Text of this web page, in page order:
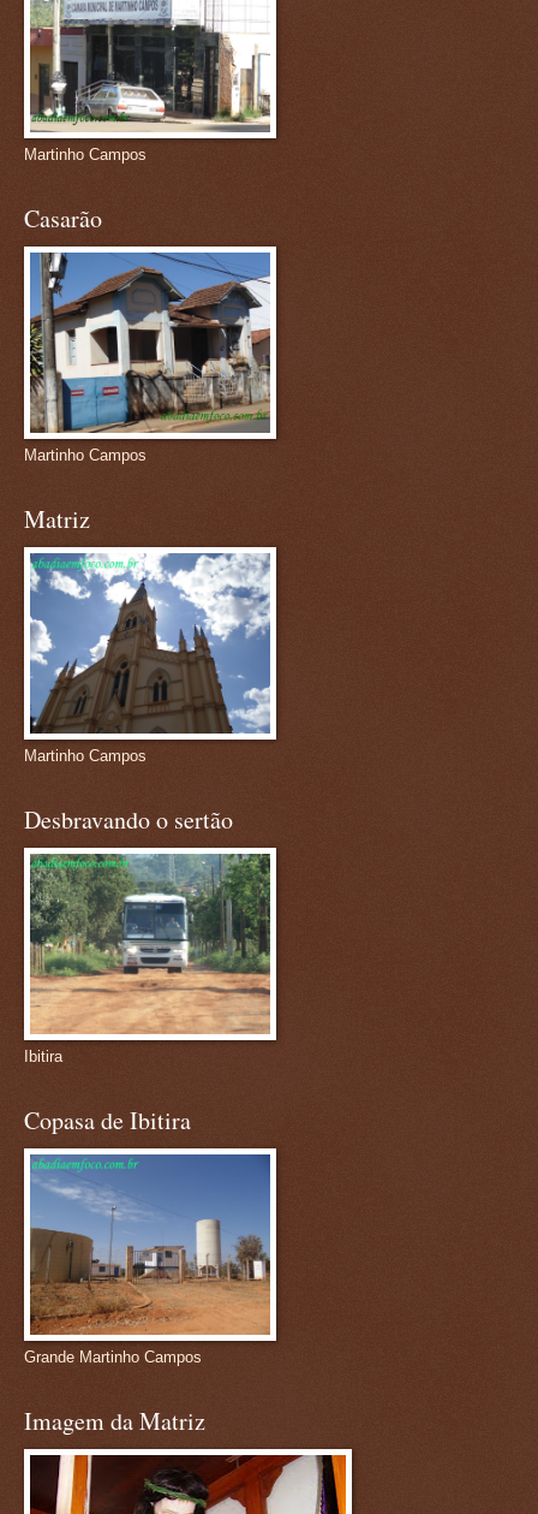
Martinho Campos
Casarão
Martinho Campos
Matriz
Martinho Campos
Desbravando o sertão
Ibitira
Copasa de Ibitira
Grande Martinho Campos
Imagem da Matriz